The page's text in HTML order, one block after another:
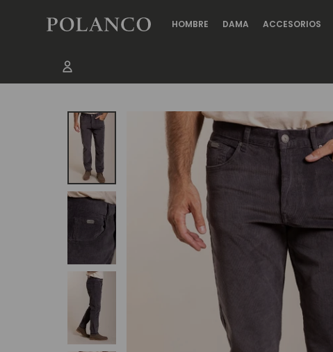
HOMBRE DAMA ACCESORIOS